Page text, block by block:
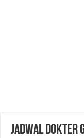
Jadwal Dokter